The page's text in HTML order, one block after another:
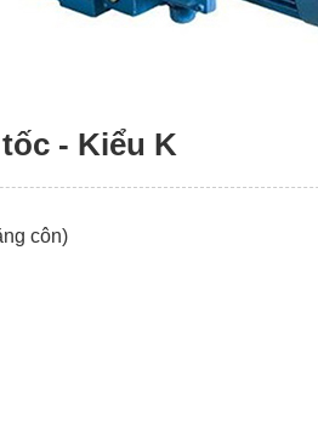
- Kiểu K
côn)